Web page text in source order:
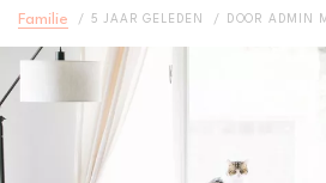
Familie 5 JAAR GELEDEN DOOR ADMIN